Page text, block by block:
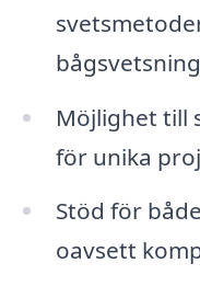
Möjlighet till
för unika
Stöd för
oavsett